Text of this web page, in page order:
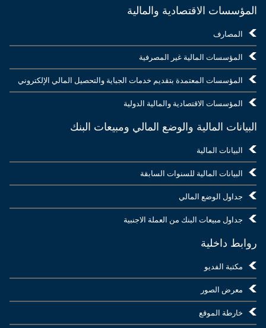
المؤسسات الاقتصادية والمالية
المصارف
المؤسسات المالية غير المصرفية
المؤسسات المعتمدة بتقديم خدمات الجباية والتحصيل المالي الإلكتروني
المؤسسات الاقتصادية والمالية الدولية
البيانات المالية والوضع المالي ومبيعات البنك
البيانات المالية
البيانات المالية للسنوات السابقة
جداول الوضع المالي
جداول مبيعات البنك من العملة الاجنبية
روابط داخلية
مكتبة الفديو
معرض الصور
خارطة الموقع